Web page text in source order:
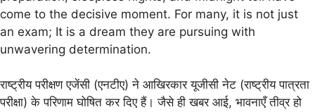
come to the decisive moment. For many, it is not just
an exam; It is a dream they are pursuing with
unwavering determination.
राष्ट्रीय परीक्षण एजेंसी (एनटीए) ने आखिरकार यूजीसी नेट (राष्ट्रीय पात्रता
परीक्षा) के परिणाम घोषित कर दिए हैं। जैसे ही खबर आई, भावनाएँ तीव्र हो